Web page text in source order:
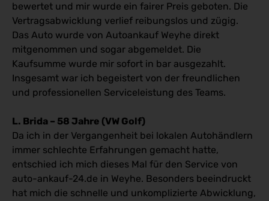
bewertet und mir wurde ein fairer Preis geboten. Die
Vertragsabwicklung verlief reibungslos und zügig.
Das Auto wurde von Autoankauf Weyhe direkt
mitgenommen und sogar abgemeldet. Die
Kaufsumme wurde mir sofort in bar ausgezahlt.
Insgesamt war ich begeistert von der freundlichen
und professionellen Serviceleistung des Teams.
L. Brida – 58 Jahre (VW Golf)
Da ich in der Vergangenheit bei lokalen Autohändlern
immer schlechte Erfahrungen gemacht hatte,
entschied ich mich dieses Mal für den Service von
auto-ankauf-24.de in Weyhe. Besonders beeindruckt
hat mich die schnelle und unkomplizierte Abwicklung,